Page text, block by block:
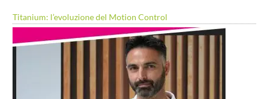
Titanium: l’evoluzione del Motion Control